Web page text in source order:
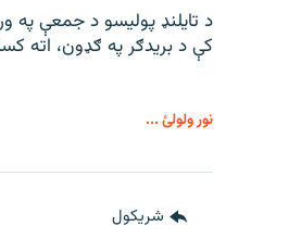
کې د بریدګر په ګډون، اته کسان وژل
نور ولولئ ...
شريکول